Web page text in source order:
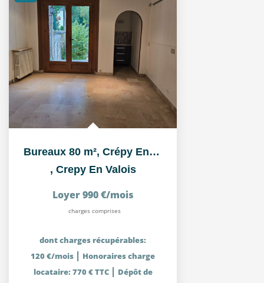
Bureaux 80 m², Crépy En Valois centre ville, proche parking
, Crepy En Valois
Loyer 990 €/mois
charges comprises
dont charges récupérables:
120 €/mois | Honoraires charge
locataire: 770 € TTC | Dépôt de